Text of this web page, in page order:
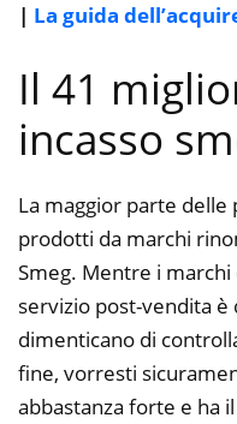
| La guida
Il 41
incasso
La maggior parte delle
prodotti da marchi
Smeg. Mentre i marchi
servizio post-vendita
dimenticano di
fine, vorresti
abbastanza forte e ha